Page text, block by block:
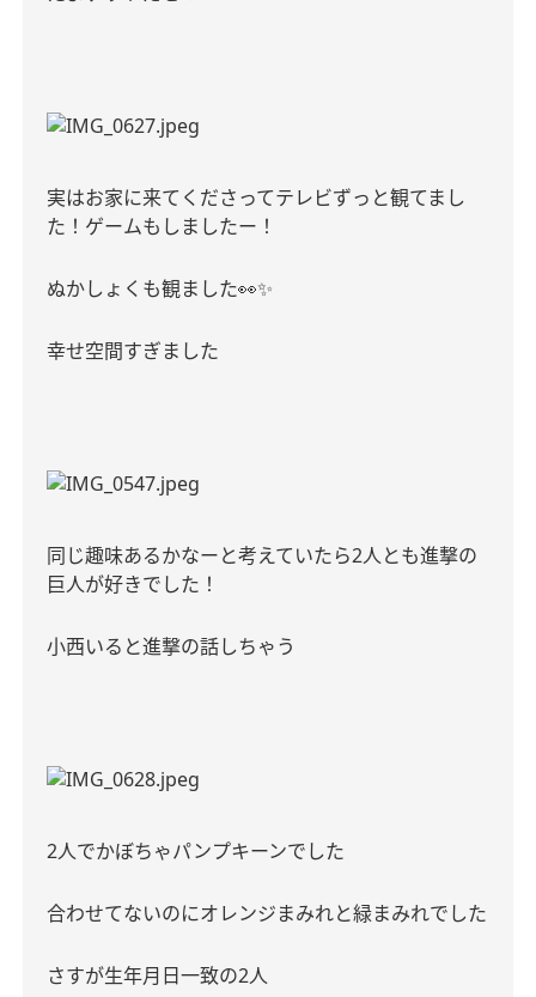
実はお家に来てくださってテレビずっと観てまし
た！ゲームもしましたー！
ぬかしょくも観ました👀✨
幸せ空間すぎました
同じ趣味あるかなーと考えていたら2人とも進撃の
巨人が好きでした！
小西いると進撃の話しちゃう
2人でかぼちゃパンプキーンでした
合わせてないのにオレンジまみれと緑まみれでした
さすが生年月日一致の2人